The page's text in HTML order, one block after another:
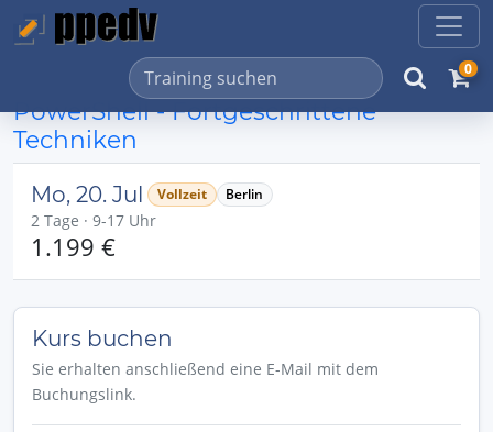
0
PowerShell - Fortgeschrittene
Techniken
Mo, 20. Jul Vollzeit Berlin
2 Tage · 9-17 Uhr
1.199 €
Kurs buchen
Sie erhalten anschließend eine E-Mail mit dem
Buchungslink.